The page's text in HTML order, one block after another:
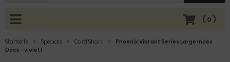
( 0 )
Startseite Specials Card Shark
Phoenix Vibrant Series Large Index
Deck - violett